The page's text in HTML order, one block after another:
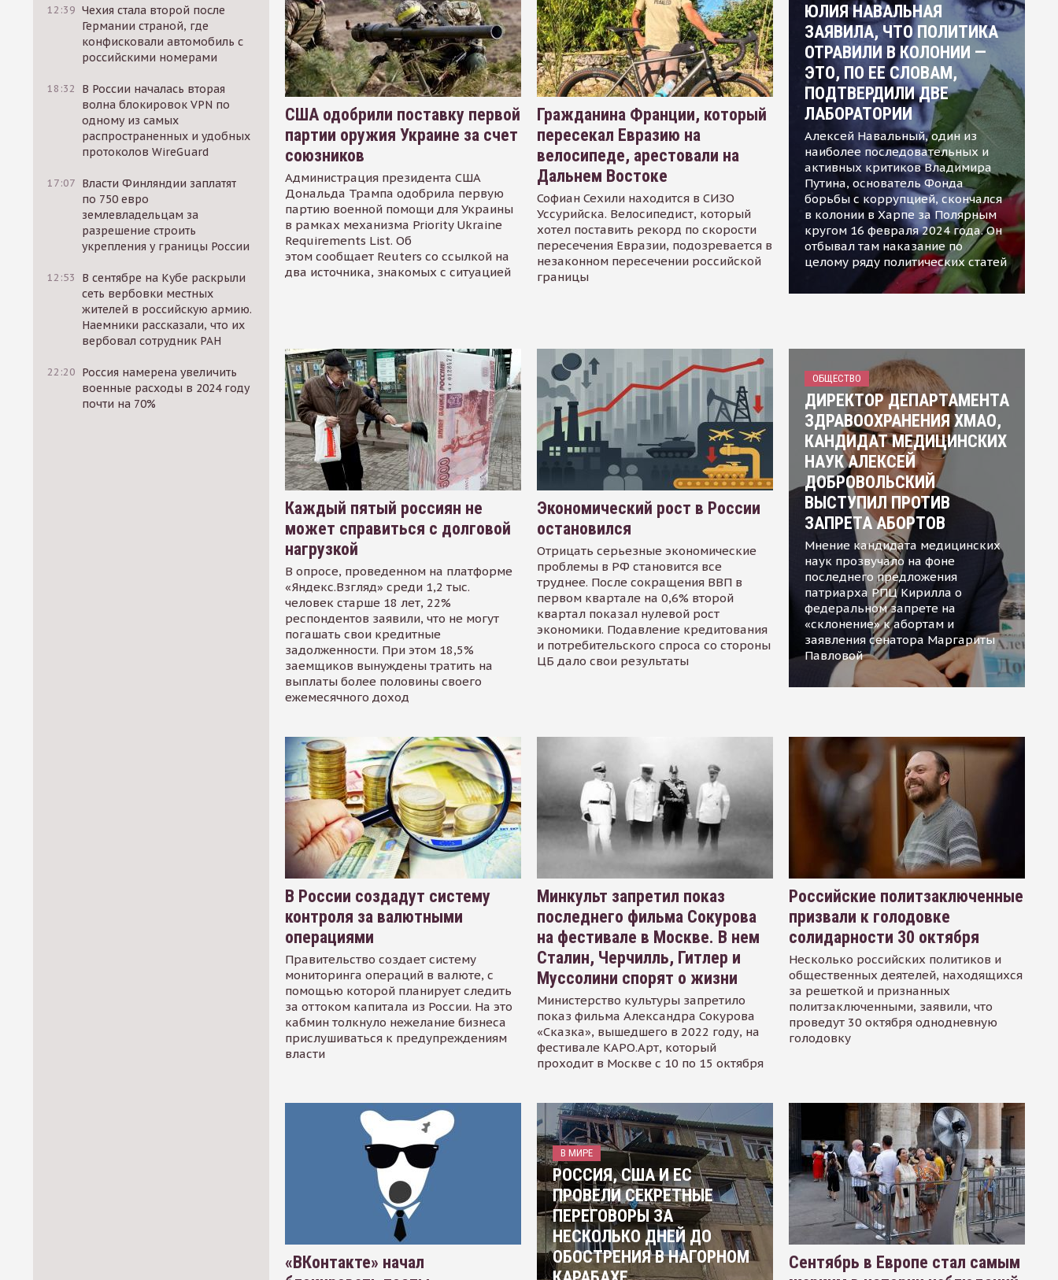
12:39 Чехия стала второй после
Германии страной, где
конфисковали автомобиль с
российскими номерами
18:32
В России началась вторая
волна блокировок VPN по
одному из самых
распространенных и удобных
протоколов WireGuard
17:07 Власти Финляндии заплатят
по 750 евро
землевладельцам за
разрешение строить
укрепления у границы России
12:53
В сентябре на Кубе раскрыли
сеть вербовки местных
жителей в российскую армию.
Наемники рассказали, что их
вербовал сотрудник РАН
22:20 Россия намерена увеличить
военные расходы в 2024 году
почти на 70%
США одобрили поставку первой
партии оружия Украине за счет
союзников
Администрация президента США
Дональда Трампа одобрила первую
партию военной помощи для Украины
в рамках механизма Priority Ukraine
Requirements List. Об
этом сообщает Reuters со ссылкой на
два источника, знакомых с ситуацией
Гражданина Франции, который
пересекал Евразию на
велосипеде, арестовали на
Дальнем Востоке
Софиан Сехили находится в СИЗО
Уссурийска. Велосипедист, который
хотел поставить рекорд по скорости
пересечения Евразии, подозревается в
незаконном пересечении российской
границы
ЮЛИЯ НАВАЛЬНАЯ
ЗАЯВИЛА, ЧТО ПОЛИТИКА
ОТРАВИЛИ В КОЛОНИИ —
ЭТО, ПО ЕЕ СЛОВАМ,
ПОДТВЕРДИЛИ ДВЕ
ЛАБОРАТОРИИ
Алексей Навальный, один из
наиболее последовательных и
активных критиков Владимира
Путина, основатель Фонда
борьбы с коррупцией, скончался
в колонии в Харпе за Полярным
кругом 16 февраля 2024 года. Он
отбывал там наказание по
целому ряду политических статей
Каждый пятый россиян не
может справиться с долговой
нагрузкой
В опросе, проведенном на платформе
«Яндекс.Взгляд» среди 1,2 тыс.
человек старше 18 лет, 22%
респондентов заявили, что не могут
погашать свои кредитные
задолженности. При этом 18,5%
заемщиков вынуждены тратить на
выплаты более половины своего
ежемесячного доход
Экономический рост в России
остановился
Отрицать серьезные экономические
проблемы в РФ становится все
труднее. После сокращения ВВП в
первом квартале на 0,6% второй
квартал показал нулевой рост
экономики. Подавление кредитования
и потребительского спроса со стороны
ЦБ дало свои результаты
ОБЩЕСТВО
ДИРЕКТОР ДЕПАРТАМЕНТА
ЗДРАВООХРАНЕНИЯ ХМАО,
КАНДИДАТ МЕДИЦИНСКИХ
НАУК АЛЕКСЕЙ
ДОБРОВОЛЬСКИЙ
ВЫСТУПИЛ ПРОТИВ
ЗАПРЕТА АБОРТОВ
Мнение кандидата медицинских
наук прозвучало на фоне
последнего предложения
патриарха РПЦ Кирилла о
федеральном запрете на
«склонение» к абортам и
заявления сенатора Маргариты
Павловой
В России создадут систему
контроля за валютными
операциями
Правительство создает систему
мониторинга операций в валюте, с
помощью которой планирует следить
за оттоком капитала из России. На это
кабмин толкнуло нежелание бизнеса
прислушиваться к предупреждениям
власти
Минкульт запретил показ
последнего фильма Сокурова
на фестивале в Москве. В нем
Сталин, Черчилль, Гитлер и
Муссолини спорят о жизни
Министерство культуры запретило
показ фильма Александра Сокурова
«Сказка», вышедшего в 2022 году, на
фестивале КАРО.Арт, который
проходит в Москве с 10 по 15 октября
Российские политзаключенные
призвали к голодовке
солидарности 30 октября
Несколько российских политиков и
общественных деятелей, находящихся
за решеткой и признанных
политзаключенными, заявили, что
проведут 30 октября однодневную
голодовку
«ВКонтакте» начал
В МИРЕ
РОССИЯ, США И ЕС
ПРОВЕЛИ СЕКРЕТНЫЕ
ПЕРЕГОВОРЫ ЗА
НЕСКОЛЬКО ДНЕЙ ДО
ОБОСТРЕНИЯ В НАГОРНОМ
Сентябрь в Европе стал самым